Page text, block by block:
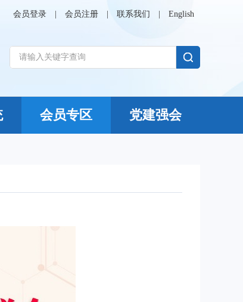
会员登录 会员注册 联系我们 English
会员专区 党建强会